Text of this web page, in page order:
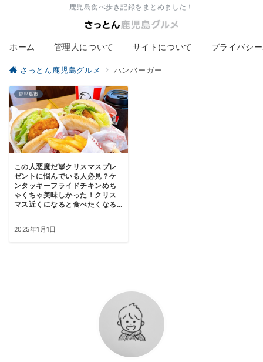
鹿児島食べ歩き記録をまとめました！
ホーム 管理人について サイトについて プライバシ
さっとん鹿児島グルメ ハンバーガー
鹿児島市
この人悪魔だ👿クリスマスプレ
ゼントに悩んでいる人必見？ケ
ンタッキーフライドチキンめち
ゃくちゃ美味しかった！クリス
マス近くになると食べたくなる...
2025年1月1日